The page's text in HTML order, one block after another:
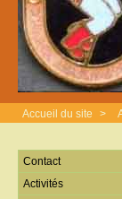
Accueil du site >
Contact
Activités